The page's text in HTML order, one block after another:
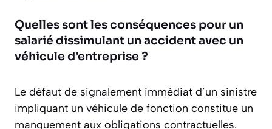
Quelles sont les conséquences pour un
salarié dissimulant un accident avec un
véhicule d’entreprise ?
Le défaut de signalement immédiat d’un sinistre
impliquant un véhicule de fonction constitue un
manquement aux obligations contractuelles.